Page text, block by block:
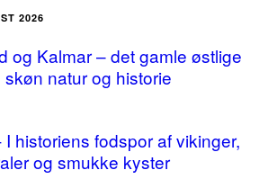
2026
og Kalmar – det gamle østlige
natur og historie
historiens fodspor af vikinger,
og smukke kyster